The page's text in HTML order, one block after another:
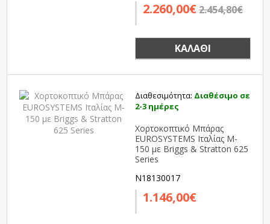
2.260,00€2.454,80€
ΚΑΛΆΘΙ
Διαθεσιμότητα: Διαθέσιμο σε
2-3 ημέρες
Χορτοκοπτικό Μπάρας
EUROSYSTEMS Ιταλίας M-
150 με Briggs & Stratton 625
Series
N18130017
1.146,00€